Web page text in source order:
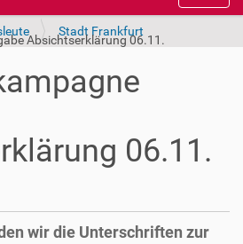
Stadt Frankfurt
06.11.
wir die Unterschriften zur